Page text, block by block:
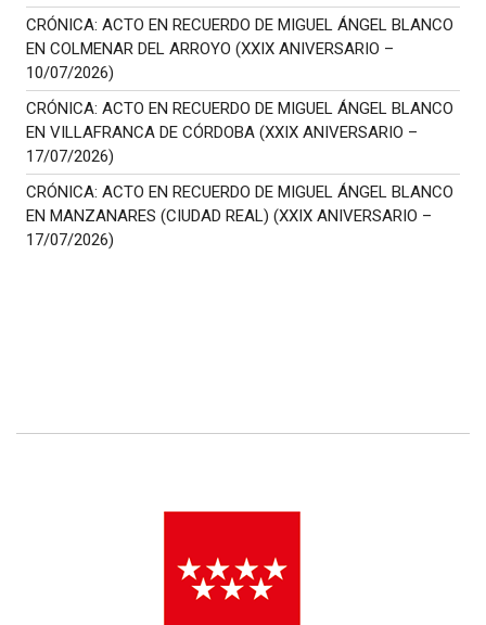
CRÓNICA: ACTO EN RECUERDO DE MIGUEL ÁNGEL BLANCO
EN COLMENAR DEL ARROYO (XXIX ANIVERSARIO –
10/07/2026)
CRÓNICA: ACTO EN RECUERDO DE MIGUEL ÁNGEL BLANCO
EN VILLAFRANCA DE CÓRDOBA (XXIX ANIVERSARIO –
17/07/2026)
CRÓNICA: ACTO EN RECUERDO DE MIGUEL ÁNGEL BLANCO
EN MANZANARES (CIUDAD REAL) (XXIX ANIVERSARIO –
17/07/2026)